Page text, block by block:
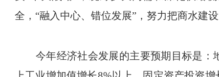
全， “融入中心、错位发展” ，努力把商水建设
今年经济社会发展的主要预期目标是：